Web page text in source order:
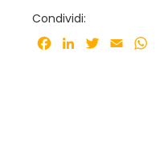
Condividi:
Facebook
LinkedInTwitter
Email